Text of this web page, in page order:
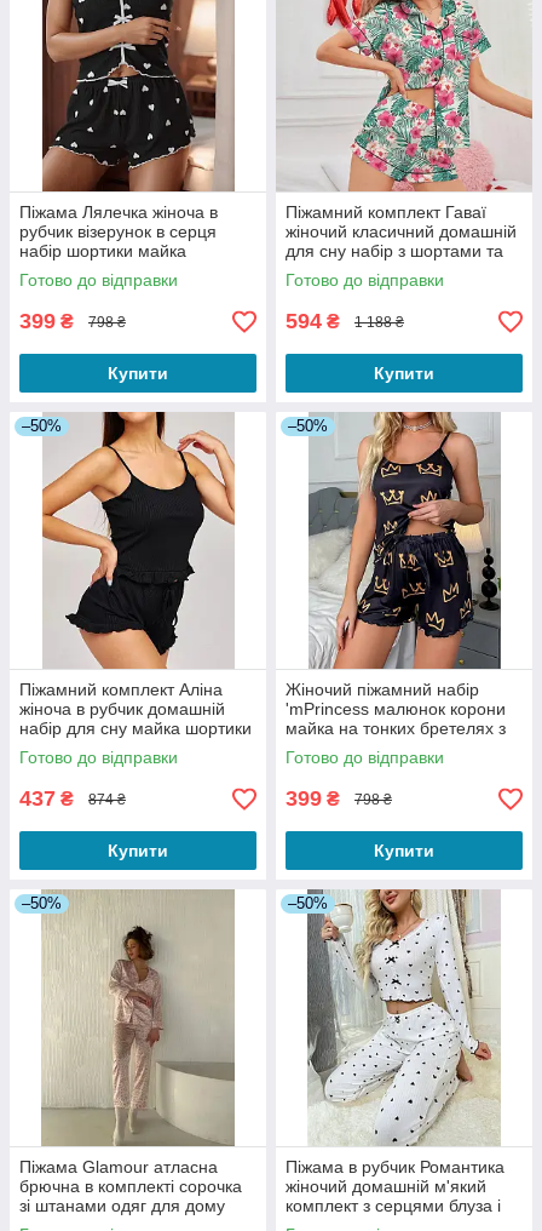
Піжама Лялечка жіноча в
рубчик візерунок в серця
набір шортики майка
декорована бантиками колір
чорний S
Готово до відправки
399 ₴ 798 ₴
Купити
Піжамний комплект Гаваї
жіночий класичний домашній
для сну набір з шортами та
теніскою яскрава
різнобарвна S
Готово до відправки
594 ₴ 1 188 ₴
Купити
–50%
Піжамний комплект Аліна
жіноча в рубчик домашній
набір для сну майка шортики
з рюшами чорний S
Готово до відправки
437 ₴ 874 ₴
Купити
–50%
Жіночий піжамний набір
'mPrincess малюнок корони
майка на тонких бретелях з
шортиками в комплекті
чорний S
Готово до відправки
399 ₴ 798 ₴
Купити
–50%
Піжама Glamour атласна
брючна в комплекті сорочка
зі штанами одяг для дому
леопардовий рожевий M
–50%
Піжама в рубчик Романтика
жіночий домашній м'який
комплект з серцями блуза і
штани білий